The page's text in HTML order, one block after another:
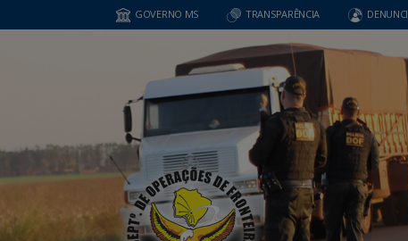
GOVERNO MS TRANSPARÊNCIA